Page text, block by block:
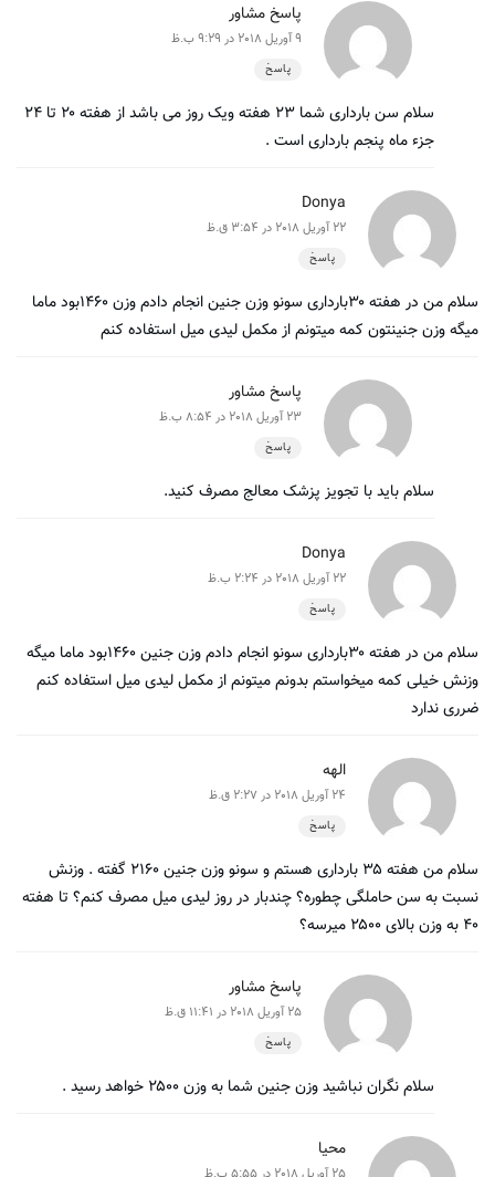
پاسخ مشاور
9 آوریل 2018 در 9:29 ب.ظ
پاسخ
سلام سن بارداری شما ۲۳ هفته ویک روز می باشد از هفته ۲۰ تا ۲۴
جزء ماه پنجم بارداری است .
Donya
22 آوریل 2018 در 3:54 ق.ظ
پاسخ
سلام من در هفته ۳۰بارداری سونو وزن جنین انجام دادم وزن ۱۴۶۰بود ماما
میگه وزن جنینتون کمه میتونم از مکمل لیدی میل استفاده کنم
پاسخ مشاور
23 آوریل 2018 در 8:54 ب.ظ
پاسخ
سلام باید با تجویز پزشک معالج مصرف کنید.
Donya
22 آوریل 2018 در 2:24 ب.ظ
پاسخ
سلام من در هفته ۳۰بارداری سونو انجام دادم وزن جنین ۱۴۶۰بود ماما میگه
وزنش خیلی کمه میخواستم بدونم میتونم از مکمل لیدی میل استفاده کنم
ضرری ندارد
الهه
24 آوریل 2018 در 2:27 ق.ظ
پاسخ
سلام من هفته ۳۵ بارداری هستم و سونو وزن جنین ۲۱۶۰ گفته . وزنش
نسبت به سن حاملگی چطوره؟ چندبار در روز لیدی میل مصرف کنم؟ تا هفته
۴۰ به وزن بالای ۲۵۰۰ میرسه؟
پاسخ مشاور
25 آوریل 2018 در 11:41 ق.ظ
پاسخ
سلام نگران نباشید وزن جنین شما به وزن ۲۵۰۰ خواهد رسید .
محیا